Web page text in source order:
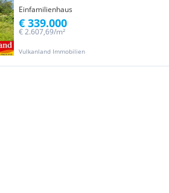
Einfamilienhaus
Vulkanland Immobilien
€ 2.607,69/m²
€ 339.000